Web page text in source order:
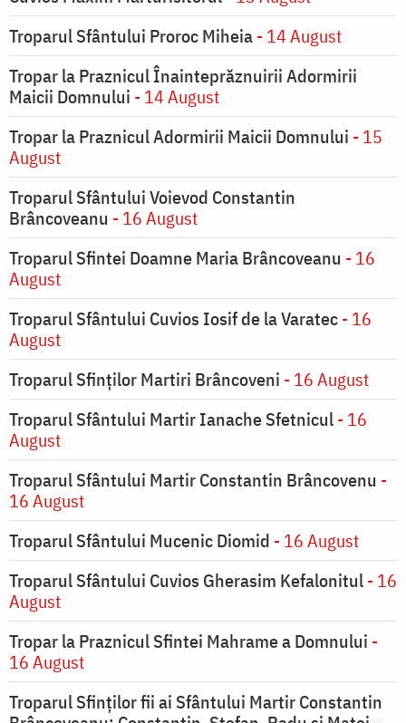
Troparul Sfântului Proroc Miheia- 14 August
Tropar la Praznicul Înainteprăznuirii Adormirii
Maicii Domnului - 14 August
Tropar la Praznicul Adormirii Maicii Domnului - 15
August
Troparul Sfântului Voievod Constantin
Brâncoveanu - 16 August
Troparul Sfintei Doamne Maria Brâncoveanu - 16
August
Troparul Sfântului Cuvios Iosif de la Varatec- 16
August
Troparul Sfinților Martiri Brâncoveni - 16 August
Troparul Sfântului Martir Ianache Sfetnicul- 16
August
Troparul Sfântului Martir Constantin Brâncovenu -
16 August
Troparul Sfântului Mucenic Diomid - 16 August
Troparul Sfântului Cuvios Gherasim Kefalonitul- 16
August
Tropar la Praznicul Sfintei Mahrame a Domnului -
16 August
Troparul Sfinților fii ai Sfântului Martir Constantin